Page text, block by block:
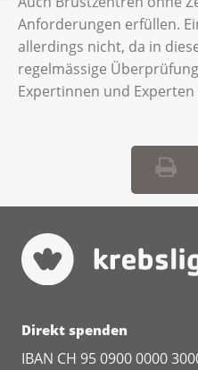
Anforderungen erfüllen.
allerdings nicht, da in
regelmässige
Expertinnen und
Direkt spenden
IBAN CH 95 0900 0000